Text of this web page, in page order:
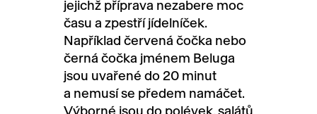
jejichž příprava nezabere moc
času a zpestří jídelníček.
Například červená čočka nebo
černá čočka jménem Beluga
jsou uvařené do 20 minut
a nemusí se předem namáčet.
Výborné jsou do polévek, salátů